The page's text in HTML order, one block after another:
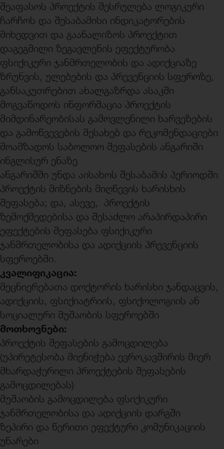
შეაფასოს პროექტის შესრულება ლოგიკური
ჩარჩოს და შესაბამისი ინდიკატორების
მიხედვით და გაანალიზოს პროექტით
დაგეგმილი ზეგავლენის ეფექტურობა
ფსიქიკური ჯანმრთელობის და ადიქციაზე
ზრუნვის, ულებების და პრევენციის სფეროზე,
განსაკუთრებით ახალგაზრდა ასაკში
მოგვაწოდოს ინფორმაცია პროექტის
მიმდინარეობისას გამოვლენილი ხარვეზების
და გამოწვევების შესახებ და რეკომენდაციები
მოამზადოს საბოლოო შეფასების ანგარიში
ინგლისურ ენაზე
ანგარიშში უნდა აისახოს შესაბამის პერიოდში
პროექტის მიზნების მიღწევის ხარისხის
შეფასება; და, ასევე, პროექტის
ზემოქმედებისა და შესაძლო არაპირდაპირი
ეფექტების შეფასება ფსიქიკური
ჯანმრთელობისა და ადიქციის პრევენციის
სფეროებში.
კვალიფიკაცია:
მეცნიერებათა დოქტორის ხარისხი ჯანდაცვის,
ადიქციის, ფსიქიატრიის, ფსიქოლოგიის ან
სოციალური მუშაობის სფეროებში
მოთხოვნები:
პროექტის შეფასების გამოცდილება
(უპირეტესობა მიენიჭება ევროკავშირის მიერ
მხარდაჭერილი პროექტების შეფასების
გამოცდილებას)
მუშაობის გამოცდილება ფსიქიკური
ჯანმრთელობისა და ადიქციის დარგში
ზეპირი და წერითი ეფექტური კომუნიკაციის
უნარები